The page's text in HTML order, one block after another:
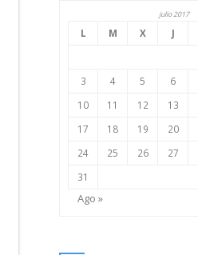
julio 2017
L M X J
3
4 5 6
10
11 12 13
17
18 19 20
24
25 26 27
31
Ago »